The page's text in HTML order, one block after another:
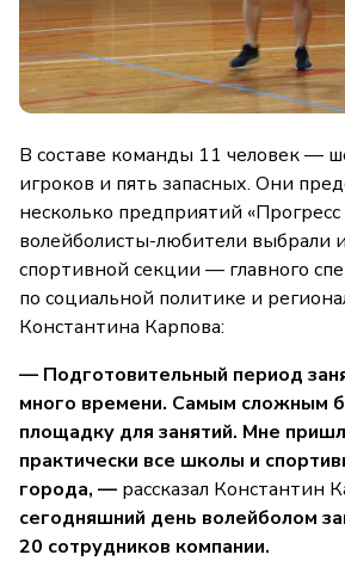
В составе команды 11 человек —
игроков и пять запасных. Они
несколько предприятий
волейболисты-любители выбрали
спортивной секции — главного
по социальной политике и
Константина Карпова:
— Подготовительный период
много времени. Самым сложным
площадку для занятий. Мне
практически все школы и
города, — рассказал Константин
сегодняшний день волейболом
20 сотрудников компании.